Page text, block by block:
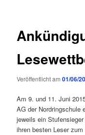
Veröffentlicht am01/06/
Am 9. und 11. Juni
AG der Nordringschule
jeweils ein
ihren besten Leser zum